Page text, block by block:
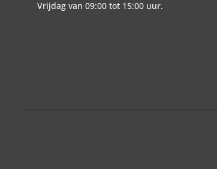
Vrijdag van 09:00 tot 15:00 uur.